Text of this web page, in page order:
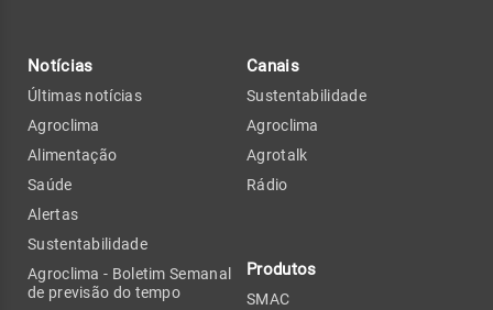
Notícias
Últimas notícias
Agroclima
Alimentação
Saúde
Alertas
Sustentabilidade
Agroclima - Boletim Semanal
de previsão do tempo
Canais
Sustentabilidade
Agroclima
Agrotalk
Rádio
Produtos
SMAC